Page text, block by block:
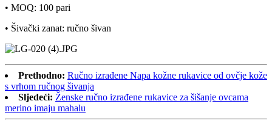
• MOQ: 100 pari
• Šivački zanat: ručno šivan
Prethodno: Ručno izrađene Napa kožne rukavice od ovčje kože
s vrhom ručnog šivanja
Sljedeći: Ženske ručno izrađene rukavice za šišanje ovcama
merino imaju mahalu